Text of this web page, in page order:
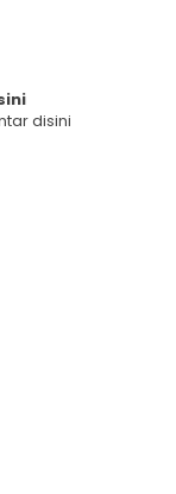
disini